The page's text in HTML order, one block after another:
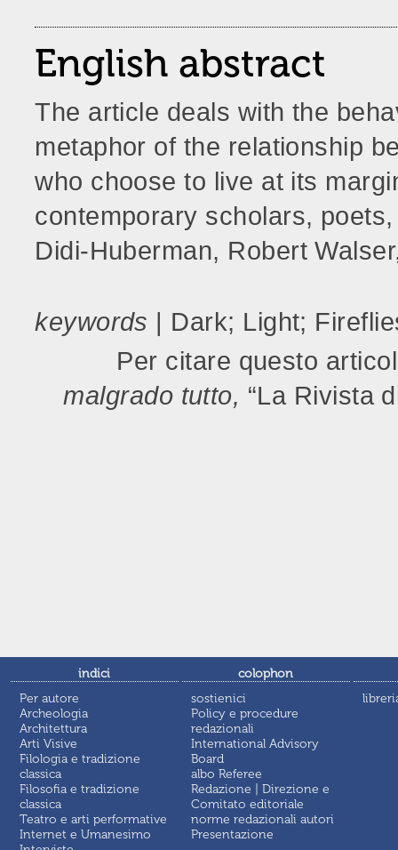
English abstract
The article deals with the
metaphor of the relationship
who choose to live at its
contemporary scholars,
Didi-Huberman, Robert
keywords | Dark; Light;
Per citare questo
malgrado tutto, “La Rivista
indici
Per autore
Archeologia
Architettura
Arti Visive
Filologia e tradizione
classica
Filosofia e tradizione
classica
Teatro e arti performative
Internet e Umanesimo
colophon
sostienici
Policy e procedure
redazionali
International Advisory
Board
albo Referee
Redazione | Direzione e
Comitato editoriale
norme redazionali autori
Presentazione